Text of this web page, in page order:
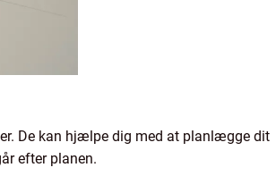
De kan hjælpe dig med at planlægge dit
efter planen.